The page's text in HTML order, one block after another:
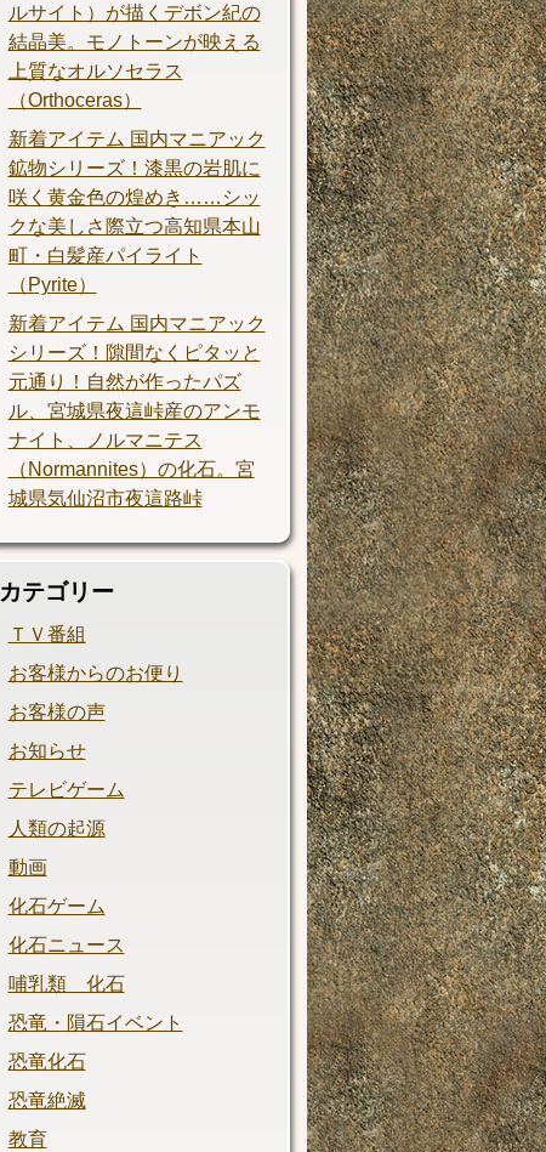
ルサイト）が描くデボン紀の
結晶美。モノトーンが映える
上質なオルソセラス
（Orthoceras）
新着アイテム 国内マニアック
鉱物シリーズ！漆黒の岩肌に
咲く黄金色の煌めき……シッ
クな美しさ際立つ高知県本山
町・白髪産パイライト
（Pyrite）
新着アイテム 国内マニアック
シリーズ！隙間なくピタッと
元通り！自然が作ったパズ
ル、宮城県夜這峠産のアンモ
ナイト、ノルマニテス
（Normannites）の化石。宮
城県気仙沼市夜這路峠
カテゴリー
ＴＶ番組
お客様からのお便り
お客様の声
お知らせ
テレビゲーム
人類の起源
動画
化石ゲーム
化石ニュース
哺乳類 化石
恐竜・隕石イベント
恐竜化石
恐竜絶滅
教育